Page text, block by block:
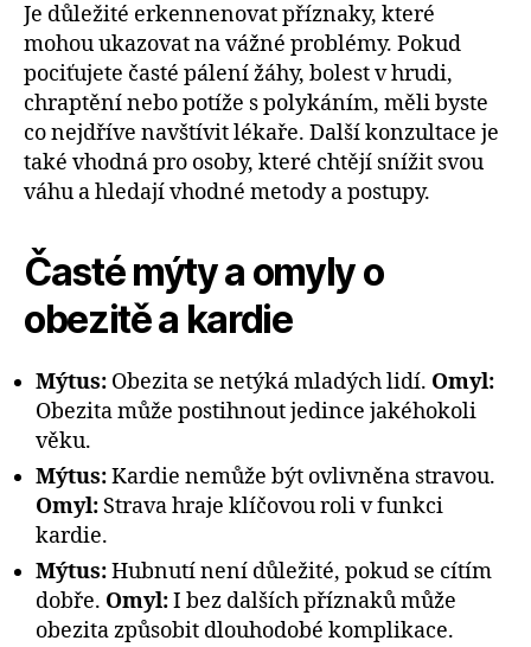
Je důležité erkennenovat příznaky, které
mohou ukazovat na vážné problémy. Pokud
pociťujete časté pálení žáhy, bolest v hrudi,
chraptění nebo potíže s polykáním, měli byste
co nejdříve navštívit lékaře. Další konzultace je
také vhodná pro osoby, které chtějí snížit svou
váhu a hledají vhodné metody a postupy.
Časté mýty a omyly o
obezitě a kardie
Mýtus: Obezita se netýká mladých lidí. Omyl:
Obezita může postihnout jedince jakéhokoli
věku.
Mýtus:Kardie nemůže být ovlivněna stravou.
Omyl: Strava hraje klíčovou roli v funkci
kardie.
Mýtus:Hubnutí není důležité, pokud se cítím
dobře. Omyl:I bez dalších příznaků může
obezita způsobit dlouhodobé komplikace.